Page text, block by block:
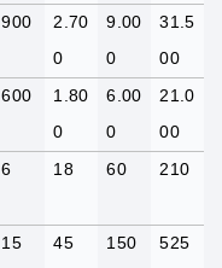
900
2.70
0
9.00
0
31.5
00
600
1.80
0
6.00
0
21.0
00
6 18 60 210
15 45 150 525